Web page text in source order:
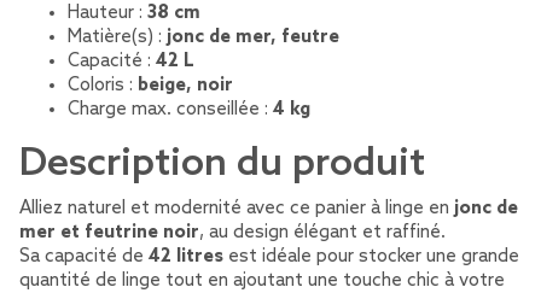
Hauteur : 38 cm
Matière(s) : jonc de mer, feutre
Capacité : 42 L
Coloris : beige, noir
Charge max. conseillée : 4 kg
Description du produit
Alliez naturel et modernité avec ce panier à linge en jonc de
mer et feutrine noir, au design élégant et raffiné.
Sa capacité de 42 litres est idéale pour stocker une grande
quantité de linge tout en ajoutant une touche chic à votre